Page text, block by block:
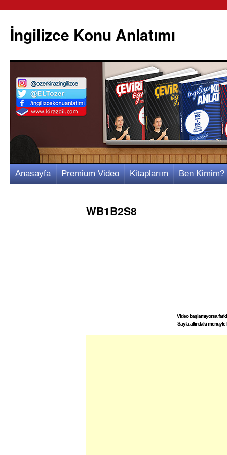
İngilizce Konu Anlatımı
İçeriğe
Anasayfa Premium Video Kitaplarım Ben Kimim?
WB1B2S8
Video başlamıyorsa
Sayfa altındaki